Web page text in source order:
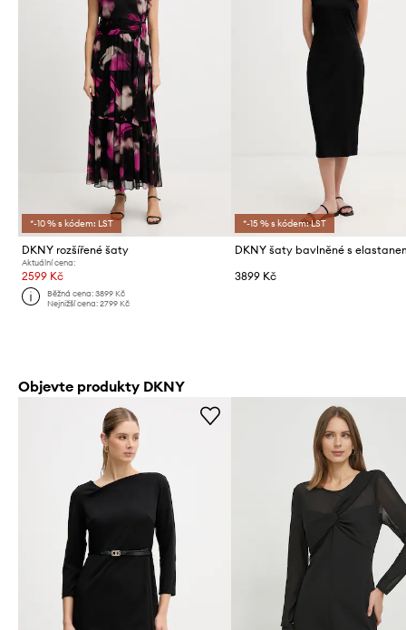
*-10 % s kódem: LST
DKNY rozšířené šaty
Aktuální cena:
2599 Kč
Běžná cena:3899 Kč
Nejnižší cena:2799 Kč
*-15 % s kódem: LST
DKNY šaty bavlněné s
3899 Kč
Objevte produkty DKNY